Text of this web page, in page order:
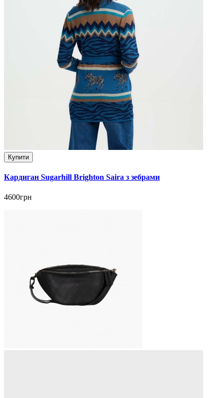
Купити
Кардиган Sugarhill Brighton Saira з зебрами
4600грн